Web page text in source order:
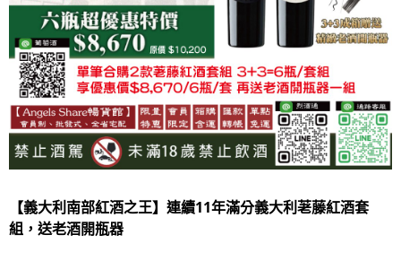
【義大利南部紅酒之王】連續11年滿分義大利荖藤紅酒套
組，送老酒開瓶器